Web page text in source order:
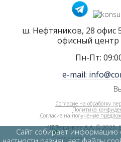
ш. Нефтяников, 28 офис
офисный
Пн-Пт:
e-mail:
Согласие на обработку
Политика
Согласие на получение
ИП Баранова А.А. © 2025.
Сайт собирает информацию